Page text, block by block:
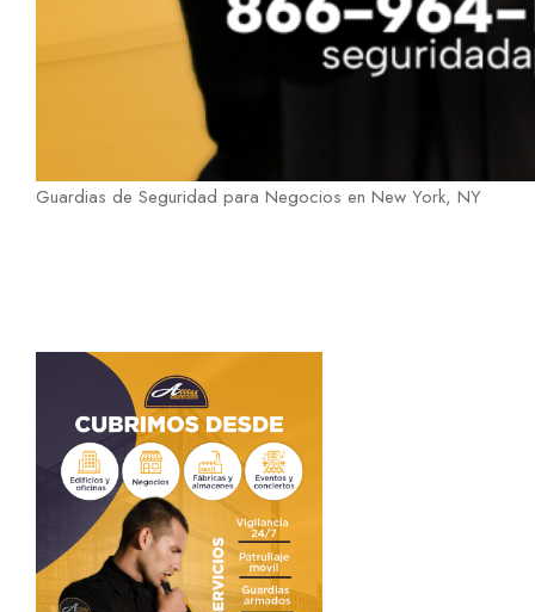
Guardias de Seguridad para Negocios en New York, NY